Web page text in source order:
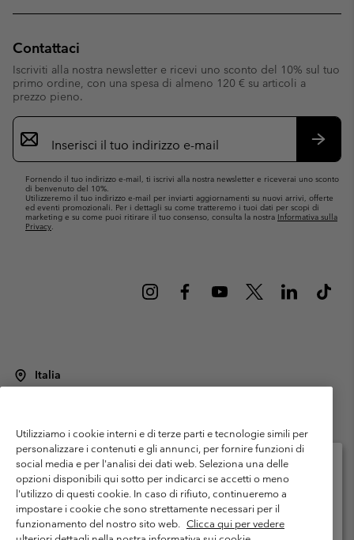
Contattaci
Iscriviti alla nostra newsletter e ricevi uno sconto del 10% sul tuo
primo ordine, con una spesa di almeno 120 € su articoli a
prezzo pieno.
Iscrizione
e-
mail
Fornendo il tuo indirizzo e-mail, ti iscrivi alla nostra newsletter e riceverai uno sconto
di benvenuto del 10%.
Utilizzeremo il tuo indirizzo e-mail per inviarti aggiornamenti su nuovi arrivi, offerte
ed eventi promozionali. Per i dettagli su come tratteremo i tuoi dati per scopi di
marketing e su come puoi ritirare il tuo consenso, consulta la nostra Informativa sulla
Privacy.
Italia
Termini di utilizzo
Condizioni Generali di Venditaa
Garanzia
Politica sulla privacy
Termini e condizioni del programma di membership
Condizioni di utilizzo dei contenuti generati dagli utenti
Impressum
Cookies
Public CBCR
Utilizziamo i cookie interni e di terze parti e tecnologie simili per
personalizzare i contenuti e gli annunci, per fornire funzioni di
social media e per l'analisi dei dati web. Seleziona una delle
opzioni disponibili qui sotto per indicarci se accetti o meno
l'utilizzo di questi cookie. In caso di rifiuto, continueremo a
impostare i cookie che sono strettamente necessari per il
funzionamento del nostro sito web. Clicca qui per vedere
Seleziona il paese di spedizione e la lingua
Shopping online disponibile